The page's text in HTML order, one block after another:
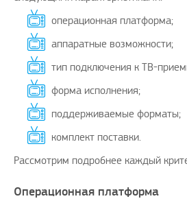
операционная платформа;
аппаратные возможности;
тип подключения к ТВ-
форма исполнения;
поддерживаемые форматы;
комплект поставки.
Рассмотрим подробнее каждый
Операционная платформа